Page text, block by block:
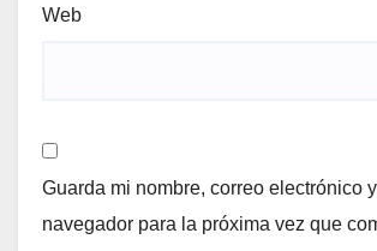
Web
Guarda mi nombre, correo electrónico
navegador para la próxima vez que